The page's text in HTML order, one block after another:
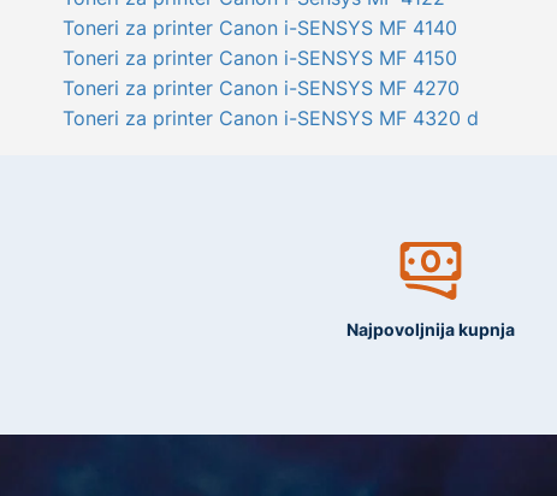
Toneri za printer Canon i-SENSYS MF 4140
Toneri za printer Canon i-SENSYS MF 4150
Toneri za printer Canon i-SENSYS MF 4270
Toneri za printer Canon i-SENSYS MF 4320 d
Najpovoljnija kupnja